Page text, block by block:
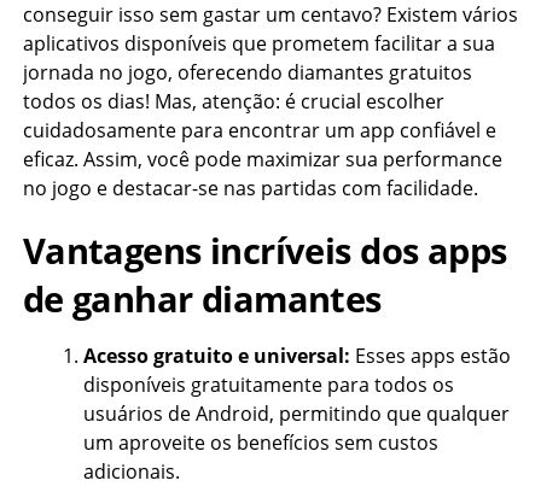
conseguir isso sem gastar um centavo? Existem vários
aplicativos disponíveis que prometem facilitar a sua
jornada no jogo, oferecendo diamantes gratuitos
todos os dias! Mas, atenção: é crucial escolher
cuidadosamente para encontrar um app confiável e
eficaz. Assim, você pode maximizar sua performance
no jogo e destacar-se nas partidas com facilidade.
Vantagens incríveis dos apps
de ganhar diamantes
Acesso gratuito e universal: Esses apps estão
disponíveis gratuitamente para todos os
usuários de Android, permitindo que qualquer
um aproveite os benefícios sem custos
adicionais.